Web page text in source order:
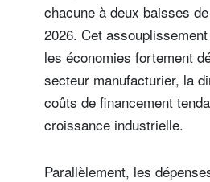
chacune à deux baisses
2026. Cet
les économies fortement
secteur manufacturier, la
coûts de financement
croissance industrielle.
Parallèlement, les